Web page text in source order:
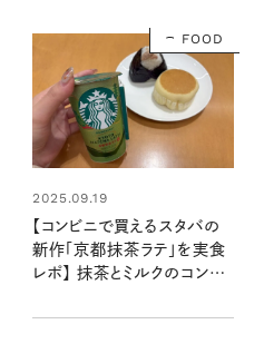
FOOD
2025.09.19
【コンビニで買えるスタバの
新作「京都抹茶ラテ」を実食
レポ】 抹茶とミルクのコンビ
性抜群！？